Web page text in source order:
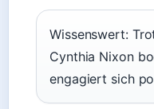
Wissenswert:
Cynthia Nixon
engagiert sich